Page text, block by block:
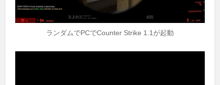
ランダムでPCでCounter Strike 1.1が起動